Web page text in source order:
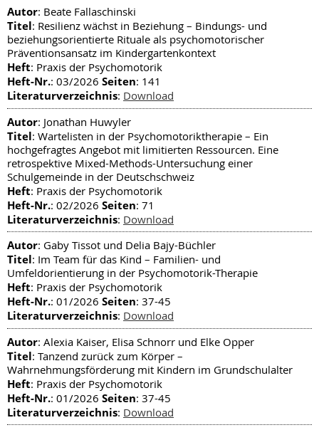
Autor: Beate Fallaschinski
Titel: Resilienz wächst in Beziehung – Bindungs- und
beziehungsorientierte Rituale als psychomotorischer
Präventionsansatz im Kindergartenkontext
Heft: Praxis der Psychomotorik
Heft-Nr.: 03/2026 Seiten: 141
Literaturverzeichnis: Download
Autor: Jonathan Huwyler
Titel: Wartelisten in der Psychomotoriktherapie – Ein
hochgefragtes Angebot mit limitierten Ressourcen. Eine
retrospektive Mixed-Methods-Untersuchung einer
Schulgemeinde in der Deutschschweiz
Heft: Praxis der Psychomotorik
Heft-Nr.: 02/2026 Seiten: 71
Literaturverzeichnis: Download
Autor: Gaby Tissot und Delia Bajy-Büchler
Titel: Im Team für das Kind – Familien- und
Umfeldorientierung in der Psychomotorik-Therapie
Heft: Praxis der Psychomotorik
Heft-Nr.: 01/2026 Seiten: 37-45
Literaturverzeichnis: Download
Autor: Alexia Kaiser, Elisa Schnorr und Elke Opper
Titel: Tanzend zurück zum Körper –
Wahrnehmungsförderung mit Kindern im Grundschulalter
Heft: Praxis der Psychomotorik
Heft-Nr.: 01/2026 Seiten: 37-45
Literaturverzeichnis: Download